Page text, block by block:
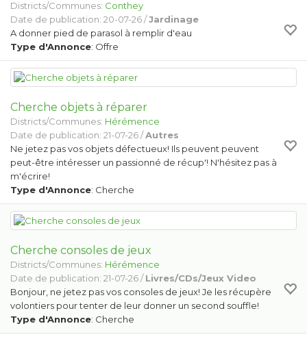
Districts/Communes: Conthey
Date de publication: 20-07-26 /Jardinage
A donner pied de parasol à remplir d'eau
Type d'Annonce: Offre
Cherche objets à réparer
Districts/Communes: Hérémence
Date de publication: 21-07-26 /Autres
Ne jetez pas vos objets défectueux! Ils peuvent peuvent
peut-être intéresser un passionné de récup'! N'hésitez pas à
m'écrire!
Type d'Annonce: Cherche
Cherche consoles de jeux
Districts/Communes: Hérémence
Date de publication: 21-07-26 /Livres/CDs/Jeux Video
Bonjour, ne jetez pas vos consoles de jeux! Je les récupère
volontiers pour tenter de leur donner un second souffle!
Type d'Annonce: Cherche